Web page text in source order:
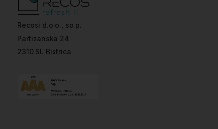
Recosi d.o.o., so.p.
Partizanska 24
2310 Sl. Bistrica